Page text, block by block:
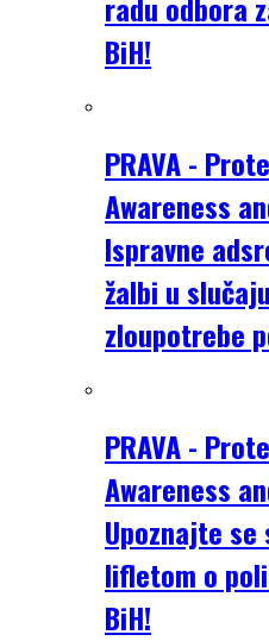
radu odbora
BiH!
PRAVA -
Awareness
Ispravne
žalbi u
zloupotrebe
PRAVA -
Awareness
Upoznajte
lifletom o
BiH!